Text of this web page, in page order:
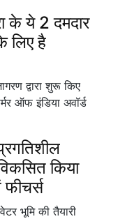
के ये 2 दमदार
लिए है
द्वारा शुरू किए
ऑफ इंडिया अवॉर्ड
किया
फीचर्स
भूमि की तैयारी